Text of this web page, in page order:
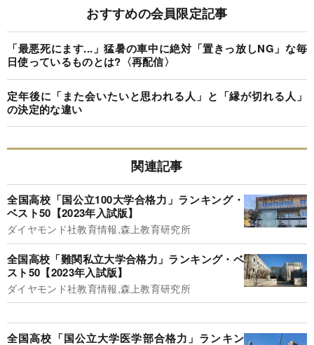
おすすめの会員限定記事
「最悪死にます...」猛暑の車中に絶対「置きっ放しNG」な毎
日使っているものとは?〈再配信〉
定年後に「また会いたいと思われる人」と「縁が切れる人」
の決定的な違い
関連記事
全国高校「国公立100大学合格力」ランキング・
ベスト50【2023年入試版】
ダイヤモンド社教育情報,森上教育研究所
全国高校「難関私立大学合格力」ランキング・ベ
スト50【2023年入試版】
ダイヤモンド社教育情報,森上教育研究所
全国高校「国公立大学医学部合格力」ランキン